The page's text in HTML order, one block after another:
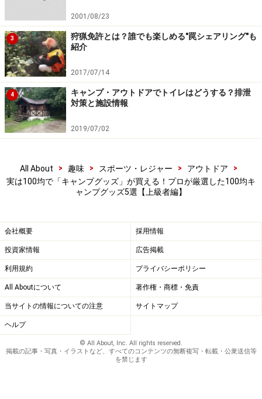
ンドメーカーに、なんとシュラフ（寝袋）までありま
す。
ダイソーのポップアップテント（1100円）
ダイソーの中でも高額商品である「ポップアップテン
ト」（1100円）は、庭や公園でのデイキャンプに、また
が通ります。小さめなので、小さなお子さんがいるご家
庭や、少人数で使う場合に適しています。
また、ダイソーの「折りたたみチェア」は数種類のバリ
エーションがあり、好みの大きさや折りたたみタイプを
選ぶことができます。 もう、ダイソーに行けば、キャン
プグッズがほぼ全てそろうと言っても過言ではありませ
ん。
2001/08/23
3
狩猟免許とは？誰でも楽しめる"罠シェアリング"も
紹介
2017/07/14
4
キャンプ・アウトドアでトイレはどうする？排泄
対策と施設情報
2019/07/02
All About > 趣味 > スポーツ・レジャー > アウトドア
>
実は100均で「キャンプグッズ」が買える！プロが厳選した100均キ
ャンプグッズ5選【上級者編】
会社概要 採用情報
投資家情報 広告掲載
利用規約 プライバシーポリシー
All Aboutについて 著作権・商標・免責
当サイトの情報についての注意 サイトマップ
ヘルプ
© All About, Inc. All rights reserved.
掲載の記事・写真・イラストなど、すべてのコンテンツの無断複写・転載・公衆送信等
を禁じます